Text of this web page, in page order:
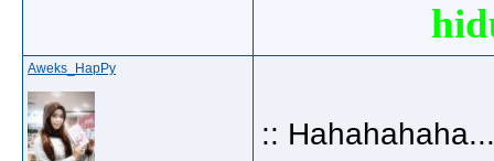
Aweks_HapPy
::